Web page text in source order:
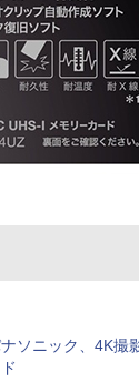
ソニック、4K撮